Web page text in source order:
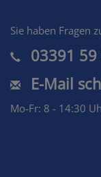
Sie haben Fragen
03391
E-Mail
Mo-Fr: 8 - 14:30